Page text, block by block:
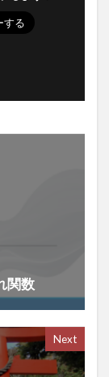
関数
Next